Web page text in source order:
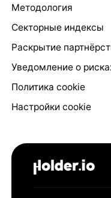
Методология
Секторные индексы
Раскрытие
Уведомление о
Политика cookie
Настройки cookie